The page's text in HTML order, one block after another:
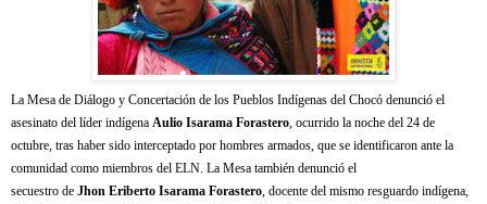
La Mesa de Diálogo y Concertación de los Pueblos Indígenas del Chocó denunció el
asesinato del líder indígena Aulio Isarama Forastero, ocurrido la noche del 24 de
octubre, tras haber sido interceptado por hombres armados, que se identificaron ante la
comunidad como miembros del ELN. La Mesa también denunció el
secuestro de Jhon Eriberto Isarama Forastero, docente del mismo resguardo indígena,